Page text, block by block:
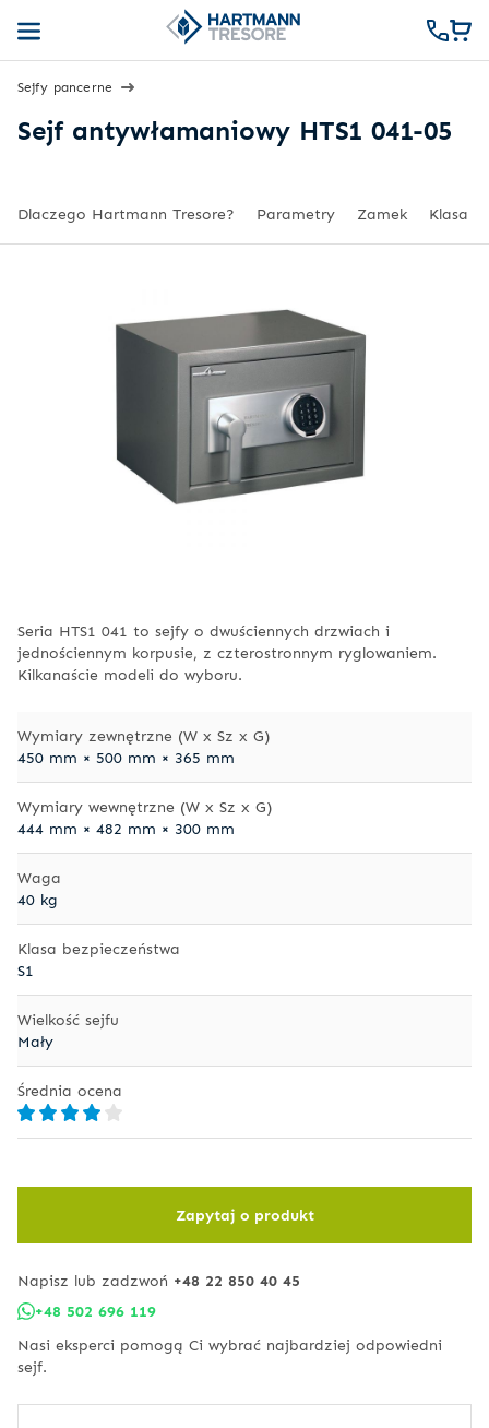
Sejfy pancerne
Sejf antywłamaniowy HTS1 041-05
Seria HTS1 041 to sejfy o dwuściennych drzwiach i
jednościennym korpusie, z czterostronnym ryglowaniem.
Kilkanaście modeli do wyboru.
Wymiary zewnętrzne (W x Sz x G)
450 mm × 500 mm × 365 mm
Wymiary wewnętrzne (W x Sz x G)
444 mm × 482 mm × 300 mm
Waga
40 kg
Klasa bezpieczeństwa
S1
Wielkość sejfu
Mały
Średnia ocena
Zapytaj o produkt
Napisz lub zadzwoń +48 22 850 40 45
+48 502 696 119
Nasi eksperci pomogą Ci wybrać najbardziej odpowiedni
sejf.
Dlaczego Hartmann Tresore? Parametry Zamek Klasa